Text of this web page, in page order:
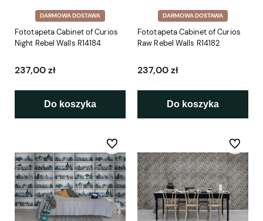
DARMOWA DOSTAWA
Fototapeta Cabinet of Curios
Night Rebel Walls R14184
237,00 zł
Do koszyka
DARMOWA DOSTAWA
Fototapeta Cabinet of Curios
Raw Rebel Walls R14182
237,00 zł
Do koszyka
Do ulubionych Do